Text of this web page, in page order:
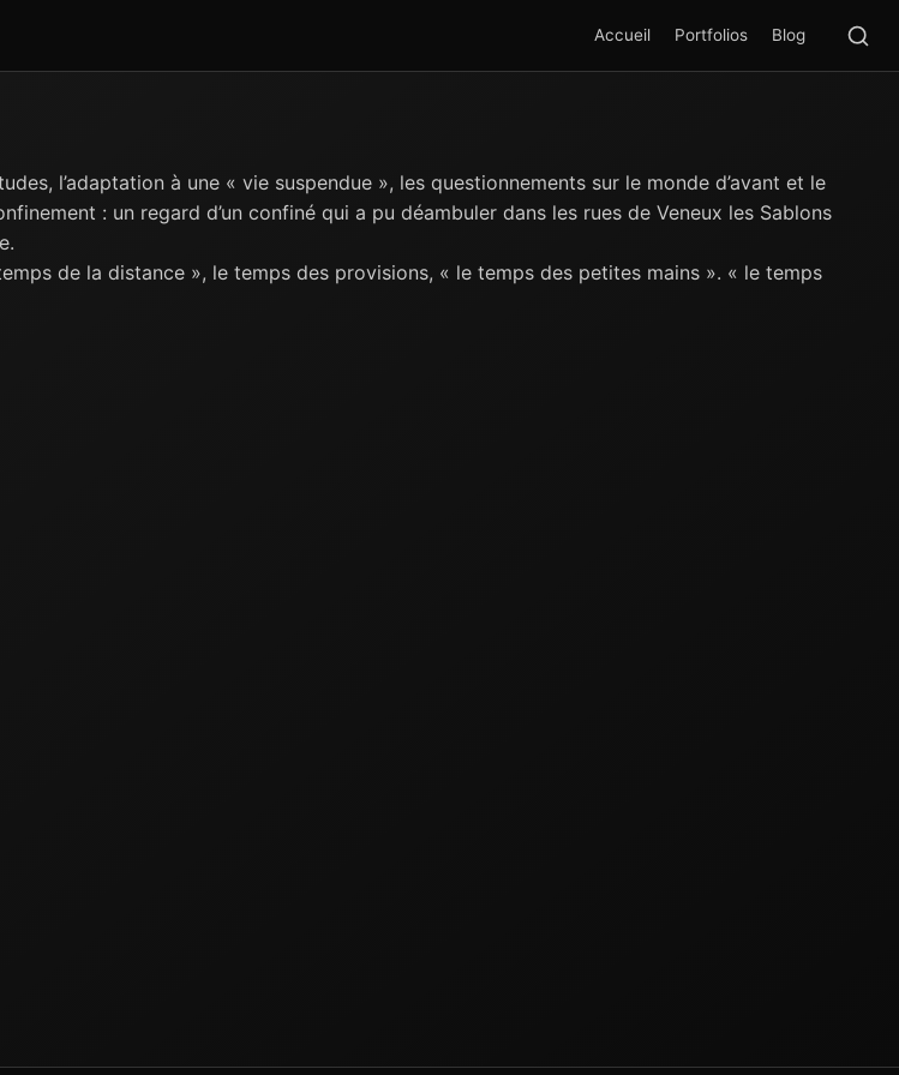
Accueil Portfolios Blog
l’adaptation à une « vie suspendue », les questionnements sur le monde d’avant et le
: un regard d’un confiné qui a pu déambuler dans les rues de Veneux les Sablons
de la distance », le temps des provisions, « le temps des petites mains ». « le temps